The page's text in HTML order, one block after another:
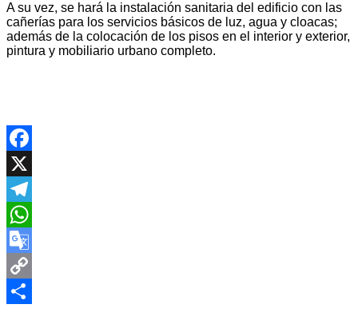
A su vez, se hará la instalación sanitaria del edificio con las
cañerías para los servicios básicos de luz, agua y cloacas;
además de la colocación de los pisos en el interior y exterior,
pintura y mobiliario urbano completo.
Facebook
X
Telegram
WhatsApp
Google
Translate
Copy